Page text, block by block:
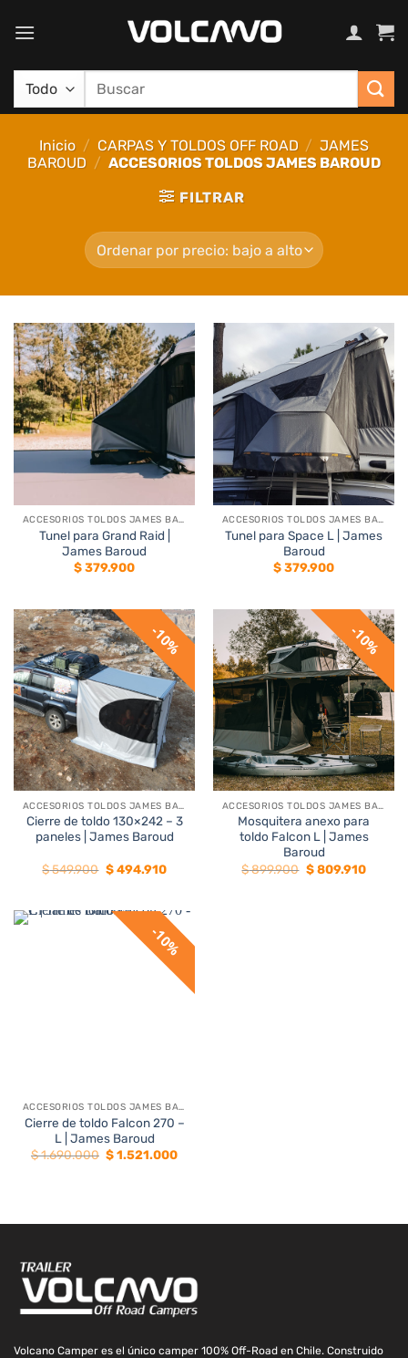
Buscar
Inicio / CARPAS Y TOLDOS OFF ROAD / JAMES
BAROUD / ACCESORIOS TOLDOS JAMES BAROUD
FILTRAR
ACCESORIOS TOLDOS JAMES BAROUD
Tunel para Grand Raid |
James Baroud
$379.900
ACCESORIOS TOLDOS JAMES BAROUD
Tunel para Space L | James
Baroud
$379.900
10%
ACCESORIOS TOLDOS JAMES BAROUD
Cierre de toldo 130×242 – 3
paneles | James Baroud
$549.900 El
precio
$ 549.900.
$494.910El
$ 494.910.
10%
ACCESORIOS TOLDOS JAMES BAROUD
Mosquitera anexo para
toldo Falcon L | James
Baroud
$899.900 El
precio
$809.910El
10%
ACCESORIOS TOLDOS JAMES BAROUD
Cierre de toldo Falcon 270 –
L | James Baroud
$1.690.000 El
precio
$1.521.000El
Volcano Camper es el único camper 100% Off-Road en Chile. Construido